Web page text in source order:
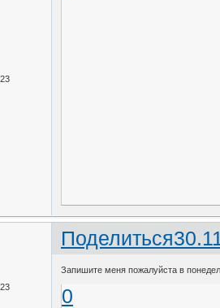
Поделиться
Запишите меня пожалуйста в
0